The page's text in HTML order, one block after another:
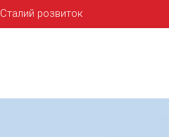
Сталий розвиток